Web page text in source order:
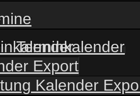
Terminkalender
Export
Kalender